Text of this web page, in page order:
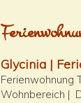
Glycinia |
Ferienwohnung
Wohnbereich |